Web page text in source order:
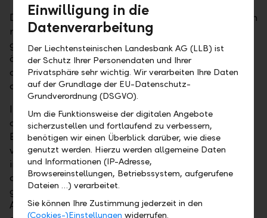
Die wichtigste Stütze für steigende Ölpreise bildet ein
robustes globales Wirtschaftswachstum. Die LLB
geht von einem weiterhin freundlichen
ökonomischen Umfeld aus und sieht deswegen die
aktuelle Preisentwicklung bei Rohstoffen aufgrund
der Nachfrage gut unterstützt.
Interessante Anlagemöglichkeiten ergeben sich
derzeit speziell bei US-Firmen, die sich auf die
Erschliessung von Ölvorkommen und die Förderung
von Rohöl konzentrieren. Diese Unternehmen haben
in den vergangenen mageren Jahren ihre Kosten
drastisch zurückgefahren und damit deutlich
gespart. Neue Projekte wurden beiseitegelegt, dem
Aktionär wurde hingegen verstärkt Aufmerksamkeit
Einwilligung in die
Datenverarbeitung
Der Liechtensteinischen Landesbank AG (LLB) ist
der Schutz Ihrer Personendaten und Ihrer
Privatsphäre sehr wichtig. Wir verarbeiten Ihre Daten
auf der Grundlage der EU-Datenschutz-
Grundverordnung (DSGVO).
Um die Funktionsweise der digitalen Angebote
sicherzustellen und fortlaufend zu verbessern,
benötigen wir einen Überblick darüber, wie diese
genutzt werden. Hierzu werden allgemeine Daten
und Informationen (IP-Adresse,
Browsereinstellungen, Betriebssystem, aufgerufene
Dateien …) verarbeitet.
Sie können Ihre Zustimmung jederzeit in den
(Cookies-)Einstellungen widerrufen.